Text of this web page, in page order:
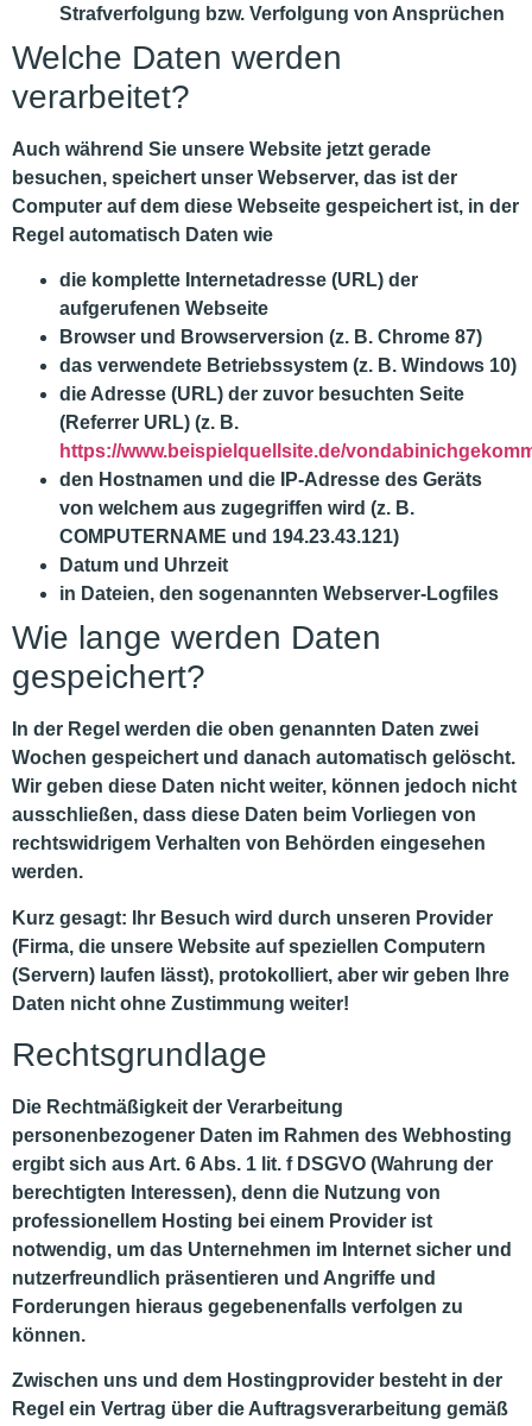
Strafverfolgung bzw. Verfolgung von Ansprüchen
Welche Daten werden
verarbeitet?
Auch während Sie unsere Website jetzt gerade
besuchen, speichert unser Webserver, das ist der
Computer auf dem diese Webseite gespeichert ist, in der
Regel automatisch Daten wie
die komplette Internetadresse (URL) der
aufgerufenen Webseite
Browser und Browserversion (z. B. Chrome 87)
das verwendete Betriebssystem (z. B. Windows 10)
die Adresse (URL) der zuvor besuchten Seite
(Referrer URL) (z. B.
https://www.beispielquellsite.de/
den Hostnamen und die IP-Adresse des Geräts
von welchem aus zugegriffen wird (z. B.
COMPUTERNAME und 194.23.43.121)
Datum und Uhrzeit
in Dateien, den sogenannten Webserver-Logfiles
Wie lange werden Daten
gespeichert?
In der Regel werden die oben genannten Daten zwei
Wochen gespeichert und danach automatisch gelöscht.
Wir geben diese Daten nicht weiter, können jedoch nicht
ausschließen, dass diese Daten beim Vorliegen von
rechtswidrigem Verhalten von Behörden eingesehen
werden.
Kurz gesagt: Ihr Besuch wird durch unseren Provider
(Firma, die unsere Website auf speziellen Computern
(Servern) laufen lässt), protokolliert, aber wir geben Ihre
Daten nicht ohne Zustimmung weiter!
Rechtsgrundlage
Die Rechtmäßigkeit der Verarbeitung
personenbezogener Daten im Rahmen des Webhosting
ergibt sich aus Art. 6 Abs. 1 lit. f DSGVO (Wahrung der
berechtigten Interessen), denn die Nutzung von
professionellem Hosting bei einem Provider ist
notwendig, um das Unternehmen im Internet sicher und
nutzerfreundlich präsentieren und Angriffe und
Forderungen hieraus gegebenenfalls verfolgen zu
können.
Zwischen uns und dem Hostingprovider besteht in der
Regel ein Vertrag über die Auftragsverarbeitung gemäß